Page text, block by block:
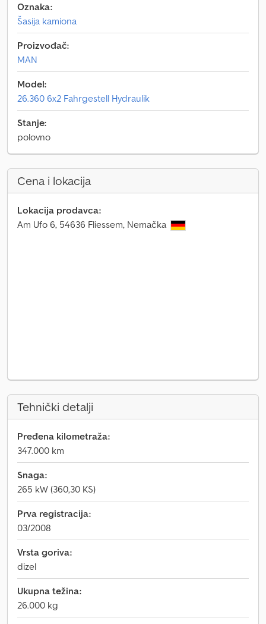
Oznaka:
Šasija kamiona
Proizvođač:
MAN
Model:
26.360 6x2 Fahrgestell Hydraulik
Stanje:
polovno
Cena i lokacija
Lokacija prodavca:
Am Ufo 6, 54636 Fliessem, Nemačka
Tehnički detalji
Pređena kilometraža:
347.000 km
Snaga:
265 kW (360,30 KS)
Prva registracija:
03/2008
Vrsta goriva:
dizel
Ukupna težina:
26.000 kg